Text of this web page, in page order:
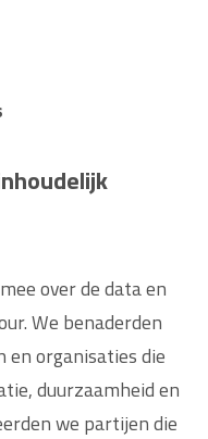
over de data en
We benaderden
en organisaties die
duurzaamheid en
we partijen die